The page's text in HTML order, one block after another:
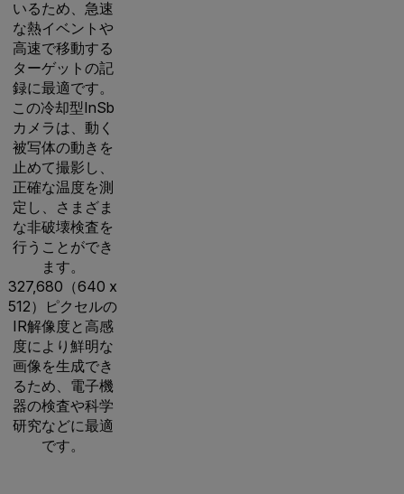
いるため、急速
な熱イベントや
高速で移動する
ターゲットの記
録に最適です。
この冷却型InSb
カメラは、動く
被写体の動きを
止めて撮影し、
正確な温度を測
定し、さまざま
な非破壊検査を
行うことができ
ます。
327,680（640 x
512）ピクセルの
IR解像度と高感
度により鮮明な
画像を生成でき
るため、電子機
器の検査や科学
研究などに最適
です。